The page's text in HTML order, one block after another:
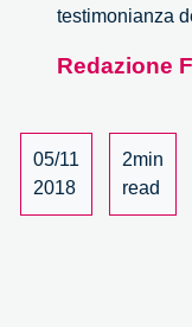
testimonianza
Redazione
05/11
2018
2min
read